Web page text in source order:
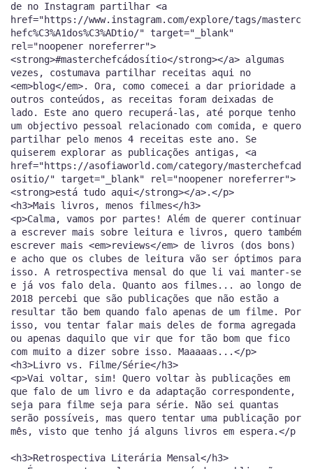
de no Instagram partilhar <a
href="https://www.instagram.com/explore/tags/masterc
hefc%C3%A1dos%C3%ADtio/" target="_blank"
rel="noopener noreferrer">
<strong>#masterchefcádosítio</strong></a> algumas
vezes, costumava partilhar receitas aqui no
<em>blog</em>. Ora, como comecei a dar prioridade a
outros conteúdos, as receitas foram deixadas de
lado. Este ano quero recuperá-las, até porque tenho
um objectivo pessoal relacionado com comida, e quero
partilhar pelo menos 4 receitas este ano. Se
quiserem explorar as publicações antigas, <a
href="https://asofiaworld.com/category/masterchefcad
ositio/" target="_blank" rel="noopener noreferrer">
<strong>está tudo aqui</strong></a>.</p>
<h3>Mais livros, menos filmes</h3>
<p>Calma, vamos por partes! Além de querer continuar
a escrever mais sobre leitura e livros, quero também
escrever mais <em>reviews</em> de livros (dos bons)
e acho que os clubes de leitura vão ser óptimos para
isso. A retrospectiva mensal do que li vai manter-se
e já vos falo dela. Quanto aos filmes... ao longo de
2018 percebi que são publicações que não estão a
resultar tão bem quando falo apenas de um filme. Por
isso, vou tentar falar mais deles de forma agregada
ou apenas daquilo que vir que for tão bom que fico
com muito a dizer sobre isso. Maaaaas...</p>
<h3>Livro vs. Filme/Série</h3>
<p>Vai voltar, sim! Quero voltar às publicações em
que falo de um livro e da adaptação correspondente,
seja para filme seja para série. Não sei quantas
serão possíveis, mas quero tentar uma publicação por
mês, visto que tenho já alguns livros em espera.</p>
<h3>Retrospectiva Literária Mensal</h3>